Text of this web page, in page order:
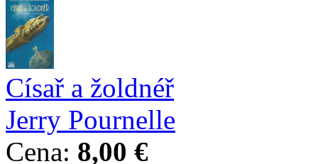
Císař a žoldnéř
Jerry Pournelle
Cena: 8,00 €